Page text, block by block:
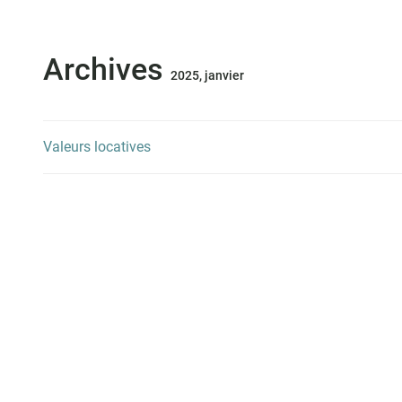
Archives 2025, janvier
Valeurs locatives